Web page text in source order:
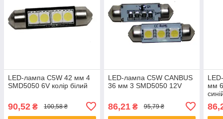
LED-лампа C5W 42 мм 4
SMD5050 6V колір білий
90,52 ₴ 100,58 ₴
LED-лампа C5W CANBUS
36 мм 3 SMD5050 12V
86,21₴ 95,79 ₴
мм 6